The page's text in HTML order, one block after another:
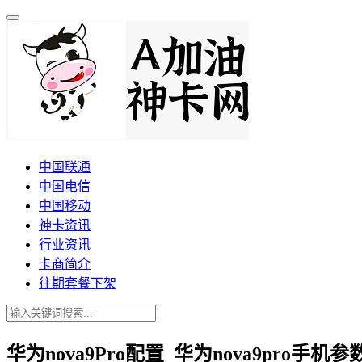
中国联通
中国电信
中国移动
神卡资讯
行业资讯
卡商简介
往期套餐下架
华为nova9Pro配置_华为nova9pro手机参